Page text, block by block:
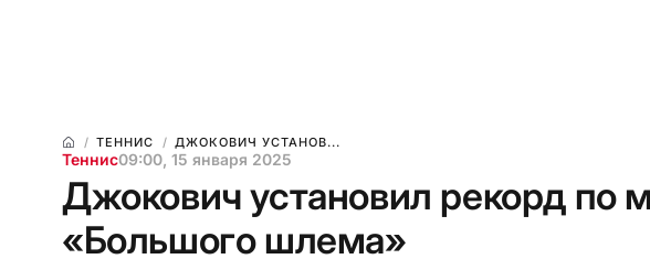
ТЕННИС ДЖОКОВИЧ УСТАНОВ...
Теннис09:00, 15 января 2025
Джокович установил рекорд по
«Большого шлема»